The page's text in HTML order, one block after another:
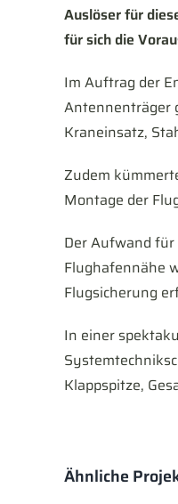
Auslöser für
für sich die
Im Auftrag der
Antennenträger
Kraneinsatz,
Zudem
Montage der
Der Aufwand
Flughafennähe
Flugsicherung
In einer
Klappspitze,
Ähnliche